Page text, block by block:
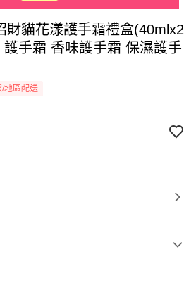
財貓花漾護手霜禮盒(40mlx2
護手霜 香味護手霜 保濕護手
/地區配送